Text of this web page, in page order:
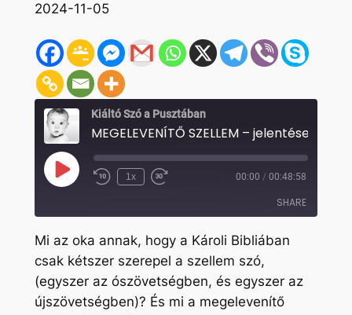
2024-11-05
Kiáltó Szó a Pusztában
MEGELEVENÍTŐ SZELLEM – jelentése
Play
Episode Rewind
1x
Fast
seconds
00:00 / 00:48:58
SHARE
SHARE
LINK
Mi az oka annak, hogy a Károli Bibliában
csak kétszer szerepel a szellem szó,
(egyszer az ószövetségben, és egyszer az
újszövetségben)? És mi a megelevenítő